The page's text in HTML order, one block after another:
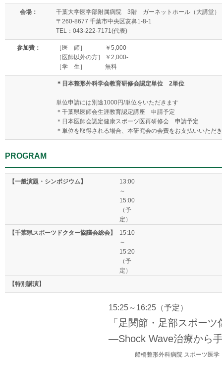
会場：
千葉大学医学部附属病院 3階 ガーネットホール（大講堂）
〒260-8677 千葉市中央区亥鼻1-8-1
TEL：043-222-7171(代表)
参加費：
［医 師］ ￥5,000-
［医師以外の方］ ￥2,000-
［学 生］ 無料
＊日本整形外科学会教育研修会認定単位 2単位
単位申請には別途1000円/単位をいただきます
＊千葉県医師会生涯教育認定講座 申請予定
＊日本医師会認定健康スポーツ医再研修会 申請予定
＊単位を取得される場合、本研究会の会費をお支払いいただ
PROGRAM
【一般演題・シンポジウム】
13:00
～
15:00
（予
定）
【千葉県スポーツドクター協議会総会】
15:10
～
15:20
（予
定）
【特別講演】
15:25～16:25（予定）
「足関節・足部スポー
―Shock Wave治療から
船橋整形外科病院 スポーツ医